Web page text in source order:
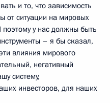
и то, что зависимость
от ситуации на мировых
у нас должны быть
– я бы сказал,
влияния мирового
негативный
систему,
инвесторов, для наших